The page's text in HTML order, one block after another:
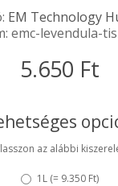
EM Technology
emc-levendula-
5.650 Ft
az alábbi
1L (= 9.350 Ft)